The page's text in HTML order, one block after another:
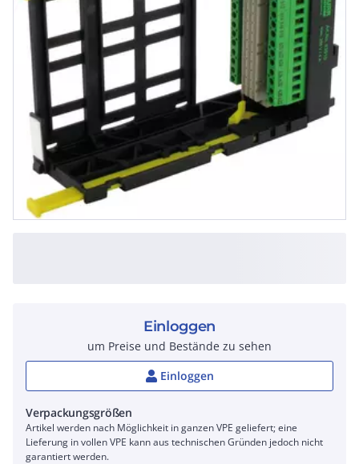
Einloggen
um Preise und Bestände zu sehen
Einloggen
Verpackungsgrößen
Artikel werden nach Möglichkeit in ganzen VPE geliefert; eine
Lieferung in vollen VPE kann aus technischen Gründen jedoch nicht
garantiert werden.